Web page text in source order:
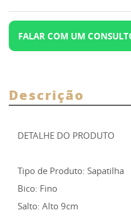
FALAR COM UM
Descrição
DETALHE DO PRODUTO
Tipo de Produto: Sapatilha
Bico: Fino
Salto: Alto 9cm